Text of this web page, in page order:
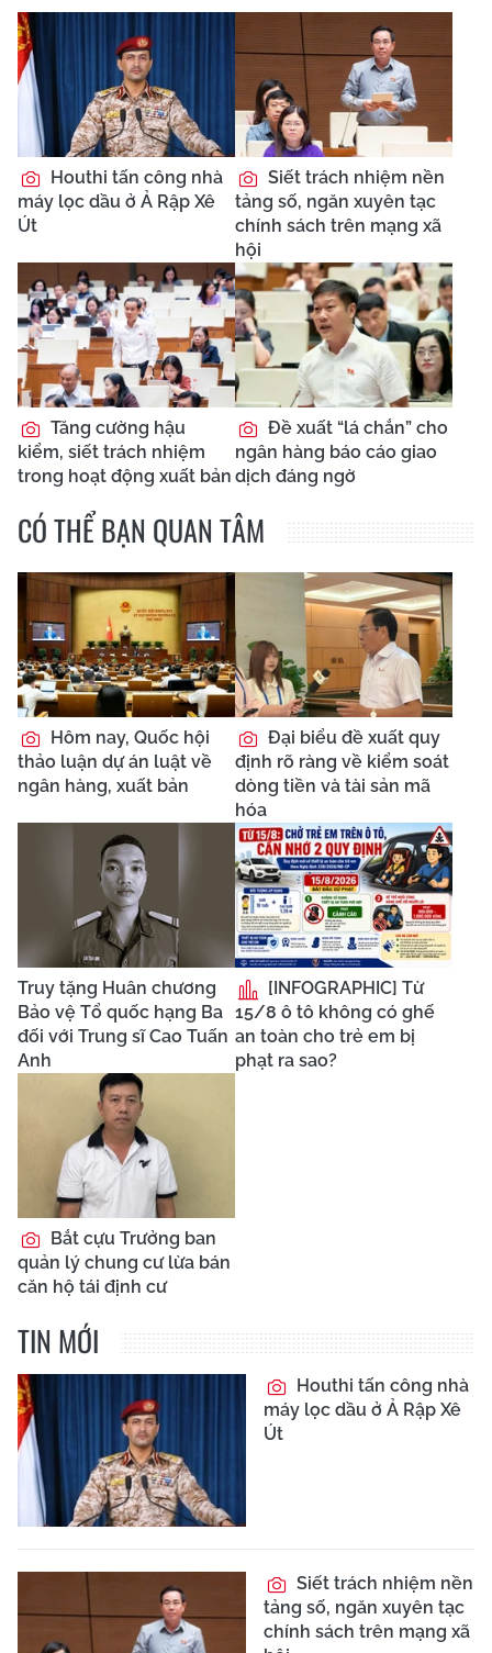
Houthi tấn công nhà
máy lọc dầu ở Ả Rập Xê
Út
Siết trách nhiệm nền
tảng số, ngăn xuyên tạc
chính sách trên mạng xã
hội
Tăng cường hậu
kiểm, siết trách nhiệm
trong hoạt động xuất bản
Đề xuất “lá chắn” cho
ngân hàng báo cáo giao
dịch đáng ngờ
CÓ THỂ BẠN QUAN TÂM
Hôm nay, Quốc hội
thảo luận dự án luật về
ngân hàng, xuất bản
Đại biểu đề xuất quy
định rõ ràng về kiểm soát
dòng tiền và tài sản mã
hóa
Truy tặng Huân chương
Bảo vệ Tổ quốc hạng Ba
đối với Trung sĩ Cao Tuấn
Anh
[INFOGRAPHIC] Từ
15/8 ô tô không có ghế
an toàn cho trẻ em bị
phạt ra sao?
Bắt cựu Trưởng ban
quản lý chung cư lừa bán
căn hộ tái định cư
TIN MỚI
Houthi tấn công nhà
máy lọc dầu ở Ả Rập Xê
Út
Siết trách nhiệm nền
tảng số, ngăn xuyên tạc
chính sách trên mạng xã